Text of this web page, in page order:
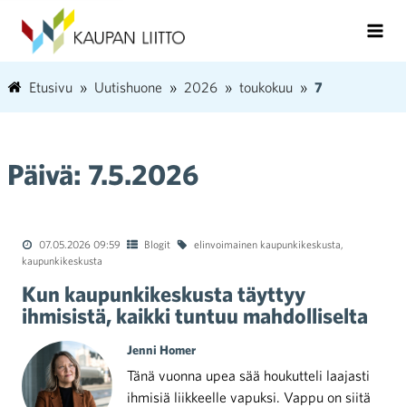
Etusivu Uutishuone 2026 toukokuu 7
Päivä: 7.5.2026
07.05.2026 09:59 Blogit elinvoimainen kaupunkikeskusta,
kaupunkikeskusta
Kun kaupunkikeskusta täyttyy
ihmisistä, kaikki tuntuu mahdolliselta
Jenni Homer
Tänä vuonna upea sää houkutteli laajasti
ihmisiä liikkeelle vapuksi. Vappu on siitä